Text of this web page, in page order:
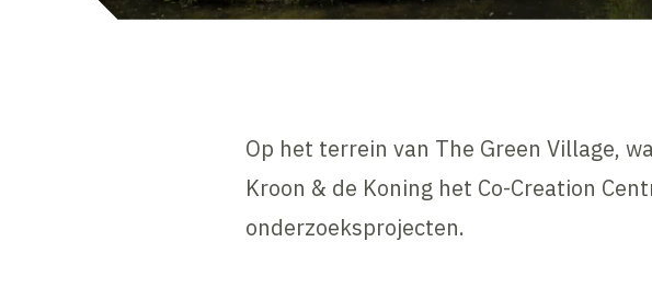
Op het terrein van The Green Village,
Kroon & de Koning het Co-Creation
onderzoeksprojecten.